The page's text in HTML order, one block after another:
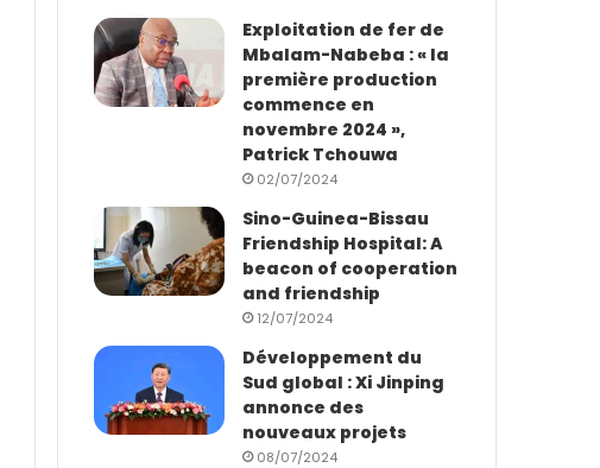
Exploitation de fer de
Mbalam-Nabeba : « la
première production
commence en
novembre 2024 »,
Patrick Tchouwa
02/07/2024
Sino-Guinea-Bissau
Friendship Hospital: A
beacon of cooperation
and friendship
12/07/2024
Développement du
Sud global : Xi Jinping
annonce des
nouveaux projets
08/07/2024